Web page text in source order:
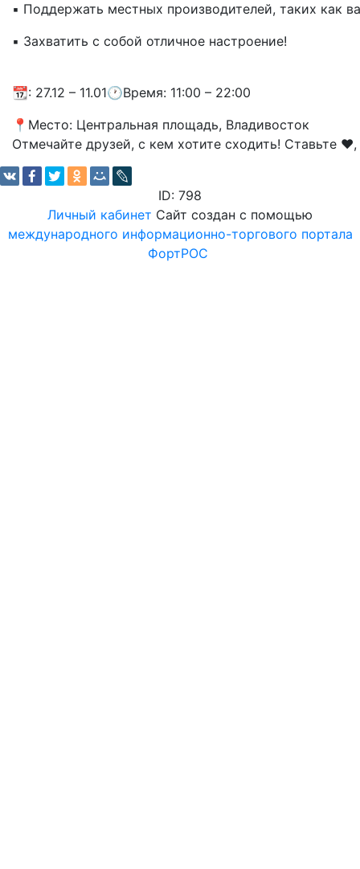
▪️ Поддержать местных производителей, таких как
▪️ Захватить с собой отличное настроение!
📆: 27.12 – 11.01🕐Время: 11:00 – 22:00
📍Место: Центральная площадь, Владивосток
Отмечайте друзей, с кем хотите сходить! Ставьте
ID: 798
Личный кабинет Сайт создан с помощью
международного информационно-торгового портала
ФортРОС